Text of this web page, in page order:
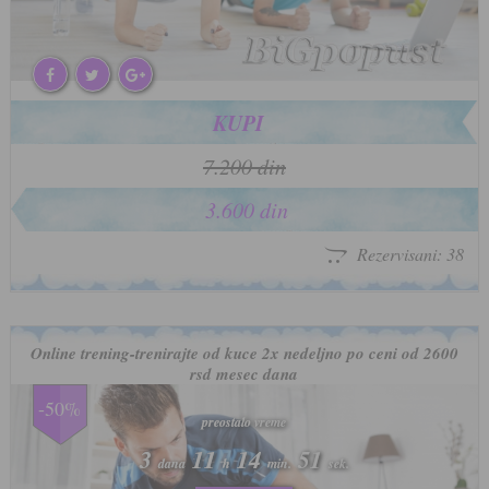
KUPI
7.200 din
3.600 din
Rezervisani: 38
Online trening-trenirajte od kuce 2x nedeljno po ceni od 2600
rsd mesec dana
-50%
preostalo vreme
3dana 11h 14min. 47 sek.
preostalo vreme
3dana 11h 14min. 47 sek.